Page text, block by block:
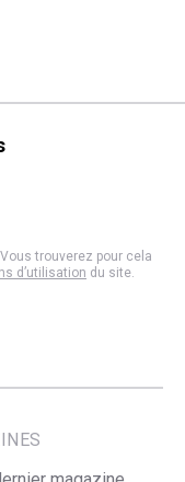
trouverez pour cela
d’utilisation du site.